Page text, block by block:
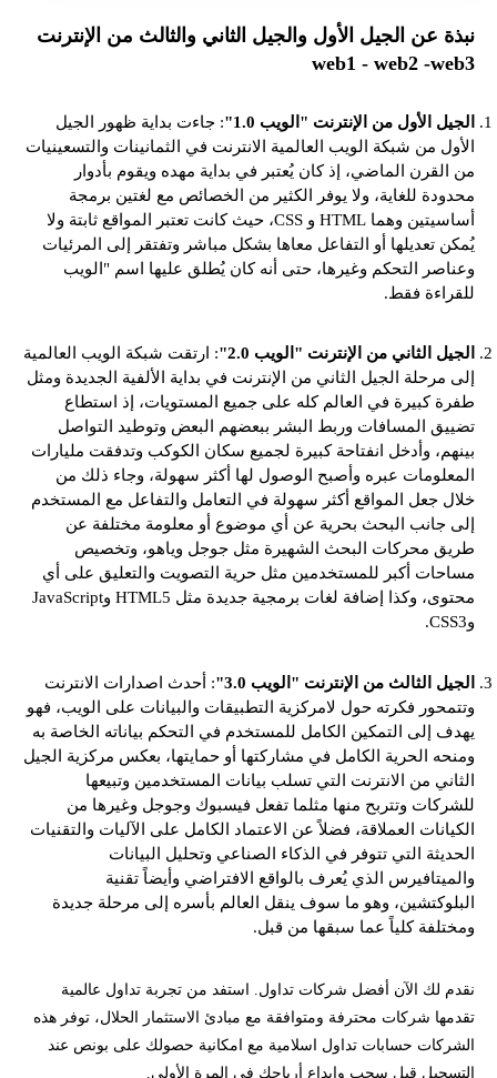
نبذة عن الجيل الأول والجيل الثاني والثالث من الإنترنت
web1 - web2 -web3
الجيل الأول من الإنترنت "الويب 1.0"
: جاءت بداية ظهور الجيل
الأول من شبكة الويب العالمية الانترنت في الثمانينات والتسعينيات
من القرن الماضي، إذ كان يُعتبر في بداية مهده ويقوم بأدوار
محدودة للغاية، ولا يوفر الكثير من الخصائص مع لغتين برمجة
أساسيتين وهما HTML و CSS، حيث كانت تعتبر المواقع ثابتة ولا
يُمكن تعديلها أو التفاعل معاها بشكل مباشر وتفتقر إلى المرئيات
وعناصر التحكم وغيرها، حتى أنه كان يُطلق عليها اسم "الويب
للقراءة فقط.
الجيل الثاني من الإنترنت "الويب 2.0"
: ارتقت شبكة الويب العالمية
إلى مرحلة الجيل الثاني من الإنترنت في بداية الألفية الجديدة ومثل
طفرة كبيرة في العالم كله على جميع المستويات، إذ استطاع
تضييق المسافات وربط البشر ببعضهم البعض وتوطيد التواصل
بينهم، وأدخل انفتاحة كبيرة لجميع سكان الكوكب وتدفقت مليارات
المعلومات عبره وأصبح الوصول لها أكثر سهولة، وجاء ذلك من
خلال جعل المواقع أكثر سهولة في التعامل والتفاعل مع المستخدم
إلى جانب البحث بحرية عن أي موضوع أو معلومة مختلفة عن
طريق محركات البحث الشهيرة مثل جوجل وياهو، وتخصيص
مساحات أكبر للمستخدمين مثل حرية التصويت والتعليق على أي
محتوى، وكذا إضافة لغات برمجية جديدة مثل HTML5 وJavaScript
وCSS3.
الجيل الثالث من الإنترنت "الويب 3.0"
: أحدث اصدارات الانترنت
وتتمحور فكرته حول لامركزية التطبيقات والبيانات على الويب، فهو
يهدف إلى التمكين الكامل للمستخدم في التحكم بياناته الخاصة به
ومنحه الحرية الكامل في مشاركتها أو حمايتها، بعكس مركزية الجيل
الثاني من الانترنت التي تسلب بيانات المستخدمين وتبيعها
للشركات وتتربح منها مثلما تفعل فيسبوك وجوجل وغيرها من
الكيانات العملاقة، فضلاً عن الاعتماد الكامل على الآليات والتقنيات
الحديثة التي تتوفر في الذكاء الصناعي وتحليل البيانات
والميتافيرس الذي يُعرف بالواقع الافتراضي وأيضاً تقنية
البلوكتشين، وهو ما سوف ينقل العالم بأسره إلى مرحلة جديدة
ومختلفة كلياً عما سبقها من قبل.
نقدم لك الآن أفضل شركات تداول. استفد من تجربة تداول عالمية
تقدمها شركات محترفة ومتوافقة مع مبادئ الاستثمار الحلال، توفر هذه
الشركات حسابات تداول اسلامية مع امكانية حصولك على بونص عند
التسجيل قبل سحب وايداع أرباحك في المرة الأولى.